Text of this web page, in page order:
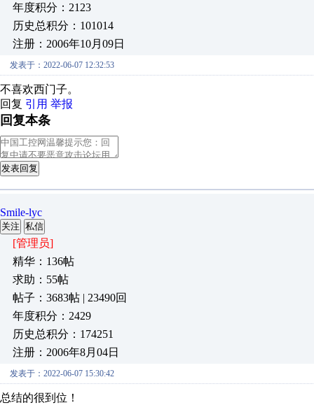
年度积分：2123
历史总积分：101014
注册：2006年10月09日
发表于：2022-06-07 12:32:53
不喜欢西门子。
回复 引用 举报
回复本条
发表回复
Smile-lyc
关注 私信
[管理员]
精华：136帖
求助：55帖
帖子：3683帖 | 23490回
年度积分：2429
历史总积分：174251
注册：2006年8月04日
发表于：2022-06-07 15:30:42
总结的很到位！